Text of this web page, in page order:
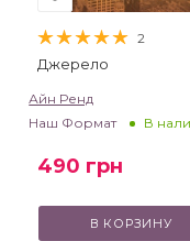
2
Джерело
Айн Ренд
Наш Формат
В
490 грн
В КОРЗИНУ